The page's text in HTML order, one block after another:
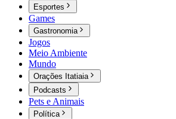
Esportes
Games
Gastronomia
Jogos
Meio Ambiente
Mundo
Orações Itatiaia
Podcasts
Pets e Animais
Política